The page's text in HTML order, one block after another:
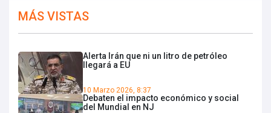
MÁS VISTAS
Alerta Irán que ni un litro de petróleo
llegará a EU
10 Marzo 2026, 8:37
Debaten el impacto económico y social
del Mundial en NJ